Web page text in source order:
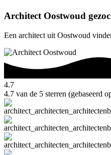
Architect Oostwoud
Een architect uit Oostwoud
4.7
4.7 van de 5 sterren (gebaseerd